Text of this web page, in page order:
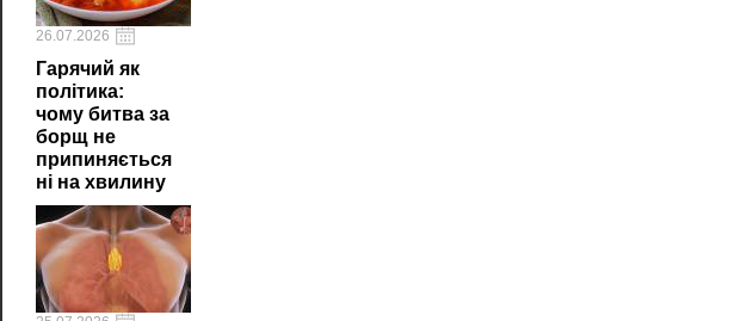
26.07.2026
Гарячий як
політика:
чому битва за
борщ не
припиняється
ні на хвилину